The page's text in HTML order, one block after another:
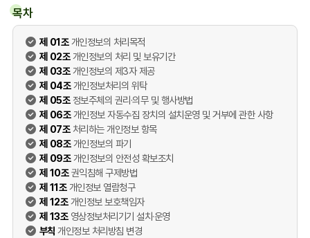
목차
제 01조개인정보의 처리목적
제 02조개인정보의 처리 및 보유기간
제 03조개인정보의 제3자 제공
제 04조개인정보처리의 위탁
제 05조 정보주체의 권리·의무 및 행사방법
제 06조개인정보 자동수집 장치의 설치운영 및 거부에 관한 사항
제 07조 처리하는 개인정보 항목
제 08조개인정보의 파기
제 09조개인정보의 안전성 확보조치
제 10조권익침해 구제방법
제 11조개인정보 열람청구
제 12조개인정보 보호책임자
제 13조 영상정보처리기기 설치·운영
부칙개인정보 처리방침 변경